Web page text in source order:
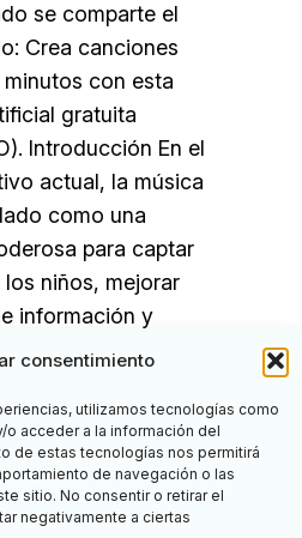
consentimiento
utilizamos tecnologías como
o acceder a la información del
de estas tecnologías nos permitirá
de navegación o las
sitio. No consentir o retirar el
negativamente a ciertas
se comparte el
Crea canciones
con esta
gratuita
Introducción En el
actual, la música
como una
para captar
niños, mejorar
información y
lúdico.
Facebook
Twitter